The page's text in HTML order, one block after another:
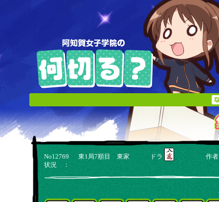
No12769 東1局7順目 東家 ドラ
作者：
状況 ：